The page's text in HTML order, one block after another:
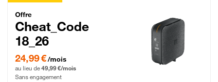
Cheat_Code Fibre_18_26
Offre
Cheat_Code
18_26
24,99 € par mois pendant 0 mois puis 49,99 € par mois, Sans engagement
24,99 €/mois
au lieu de 49,99 €/mois
Sans engagement